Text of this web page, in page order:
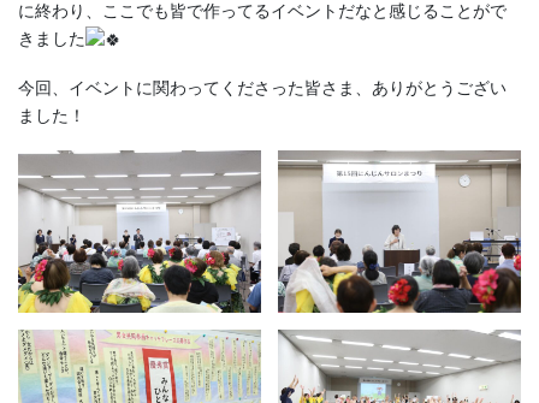
に終わり、ここでも皆で作ってるイベントだなと感じることがで
きました
今回、イベントに関わってくださった皆さま、ありがとうござい
ました！